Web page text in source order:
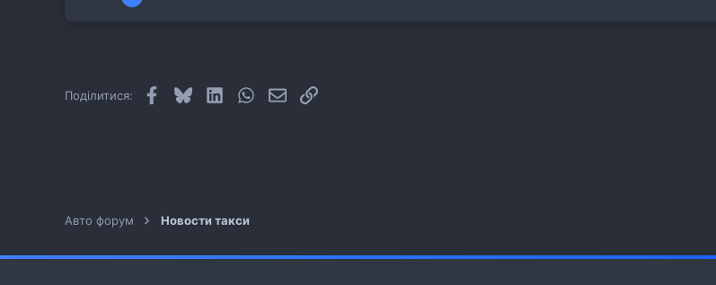
Поділитися: Facebook
BlueskyLinkedInWhatsApp
E-mailПосилання
Авто форум Новости такси